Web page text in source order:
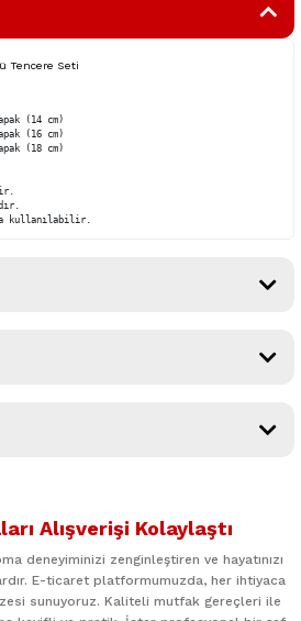
Tencere Seti
(14 cm)
(16 cm)
(18 cm)
kullanılabilir.
bozuk veya görüntülenemiyor.
Alışverişi Kolaylaştı
deneyiminizi zenginleştiren ve hayatınızı
E-ticaret platformumuzda, her ihtiyaca
sunuyoruz. Kaliteli mutfak gereçleri ile